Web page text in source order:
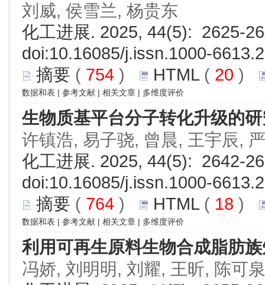
刘威, 侯雪兰, 杨贵东
化工进展. 2025, 44(5): 2625-
doi:10.16085/j.issn.1000-
摘要 ( 754 ) HTML( 20 )
数据和表 | 参考文献 | 相关文章 | 多维度评价
生物质基平台分子转化升级的
许镇浩, 易子骁, 曾晨, 王宇辰,
化工进展. 2025, 44(5): 2642-
doi:10.16085/j.issn.1000-
摘要 ( 764 ) HTML( 18 )
数据和表 | 参考文献 | 相关文章 | 多维度评价
利用可再生原料生物合成脂肪
冯娇, 刘明明, 刘耀, 王昕, 陈可泉